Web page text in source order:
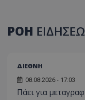
ΡΟΗ
ΔΙΕΘΝΗ
08.08.2026 - 17:03
Πάει για